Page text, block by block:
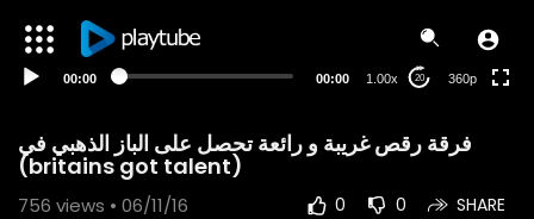
00:00 00:00 1.00x 20 360p
فرقة رقص غريبة و رائعة تحصل على الباز الذهبي في
(britains got talent)
756 views • 06/11/16 0 0 SHARE